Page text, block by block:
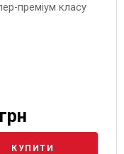
преміум класу
КУПИТИ